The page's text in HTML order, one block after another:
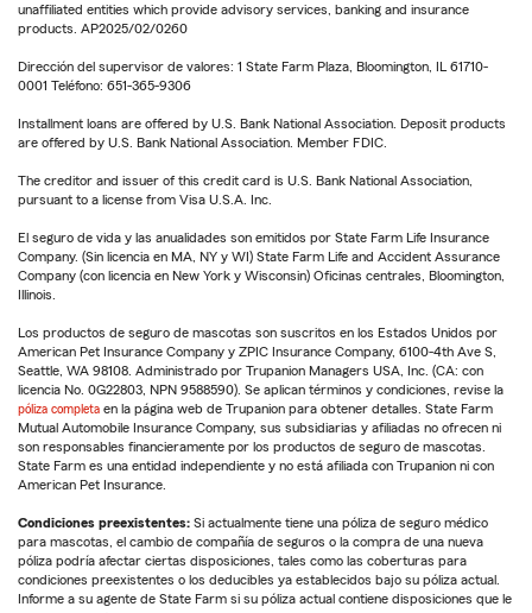
unaffiliated entities which provide advisory services, banking and insurance
products. AP2025/02/0260
Dirección del supervisor de valores: 1 State Farm Plaza, Bloomington, IL 61710-
0001 Teléfono: 651-365-9306
Installment loans are offered by U.S. Bank National Association. Deposit products
are offered by U.S. Bank National Association. Member FDIC.
The creditor and issuer of this credit card is U.S. Bank National Association,
pursuant to a license from Visa U.S.A. Inc.
El seguro de vida y las anualidades son emitidos por State Farm Life Insurance
Company. (Sin licencia en MA, NY y WI) State Farm Life and Accident Assurance
Company (con licencia en New York y Wisconsin) Oficinas centrales, Bloomington,
Illinois.
Los productos de seguro de mascotas son suscritos en los Estados Unidos por
American Pet Insurance Company y ZPIC Insurance Company, 6100-4th Ave S,
Seattle, WA 98108. Administrado por Trupanion Managers USA, Inc. (CA: con
licencia No. 0G22803, NPN 9588590). Se aplican términos y condiciones, revise la
póliza completa en la página web de Trupanion para obtener detalles. State Farm
Mutual Automobile Insurance Company, sus subsidiarias y afiliadas no ofrecen ni
son responsables financieramente por los productos de seguro de mascotas.
State Farm es una entidad independiente y no está afiliada con Trupanion ni con
American Pet Insurance.
Condiciones preexistentes: Si actualmente tiene una póliza de seguro médico
para mascotas, el cambio de compañía de seguros o la compra de una nueva
póliza podría afectar ciertas disposiciones, tales como las coberturas para
condiciones preexistentes o los deducibles ya establecidos bajo su póliza actual.
Informe a su agente de State Farm si su póliza actual contiene disposiciones que le